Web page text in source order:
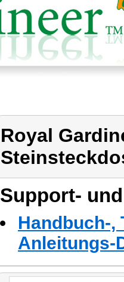
Royal
Support-
Handbuch-,
Anleitungs-